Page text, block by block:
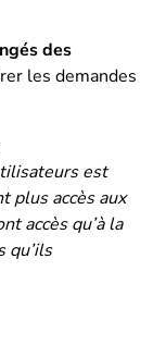
des
les demandes
est
plus accès aux
accès qu’à la
qu’ils